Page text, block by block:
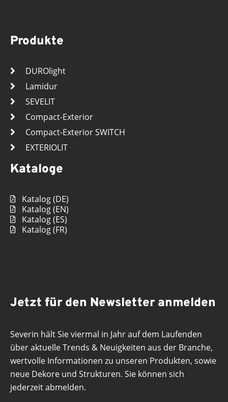
Produkte
DUROlight
Lamidur
SEVELIT
Compact-Exterior
Compact-Exterior SWITCH
EXTERIOLIT
Kataloge
Katalog (DE)
Katalog (EN)
Katalog (ES)
Katalog (FR)
Jetzt für den Newsletter anmelden
Severin hält Sie viermal in Jahr auf dem Laufenden
über aktuelle Trends & Neuigkeiten aus der Branche,
wertvolle Informationen zu unseren Produkten, sowie
neue Dekore und Strukturen. Sie können sich
jederzeit abmelden.